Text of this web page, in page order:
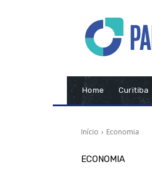
Home Curitiba
Início Economia
ECONOMIA